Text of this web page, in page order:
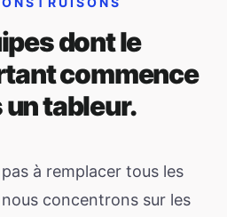
dont le
commence
tableur.
à remplacer tous les
concentrons sur les